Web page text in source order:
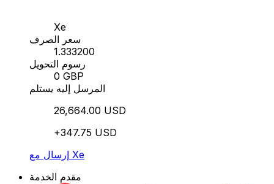
Xe
سعر الصرف
1.333200
رسوم التحويل
0 GBP
المرسل إليه يستلم
26,664.00 USD
+347.75 USD
إرسال مع Xe
مقدم الخدمة